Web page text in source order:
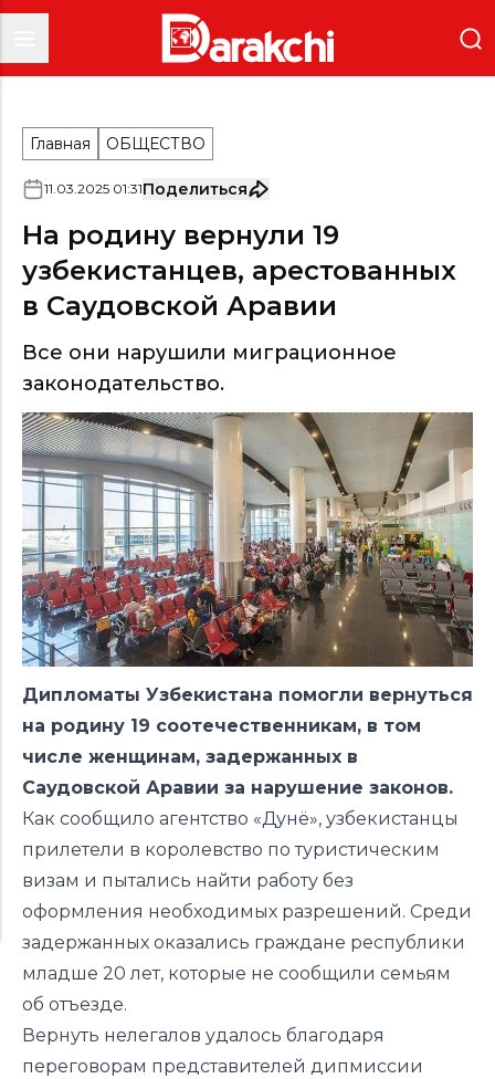
Главная ОБЩЕСТВО
11.03.2025 01:31Поделиться
На родину вернули 19
узбекистанцев, арестованных
в Саудовской Аравии
Все они нарушили миграционное
законодательство.
Дипломаты Узбекистана помогли вернуться
на родину 19 соотечественникам, в том
числе женщинам, задержанных в
Саудовской Аравии за нарушение законов.
Как сообщило агентство «Дунё», узбекистанцы
прилетели в королевство по туристическим
визам и пытались найти работу без
оформления необходимых разрешений. Среди
задержанных оказались граждане республики
младше 20 лет, которые не сообщили семьям
об отъезде.
Вернуть нелегалов удалось благодаря
переговорам представителей дипмиссии